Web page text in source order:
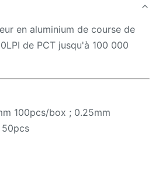
en aluminium de course de
de PCT jusqu'à 100 000
100pcs/box ; 0.25mm